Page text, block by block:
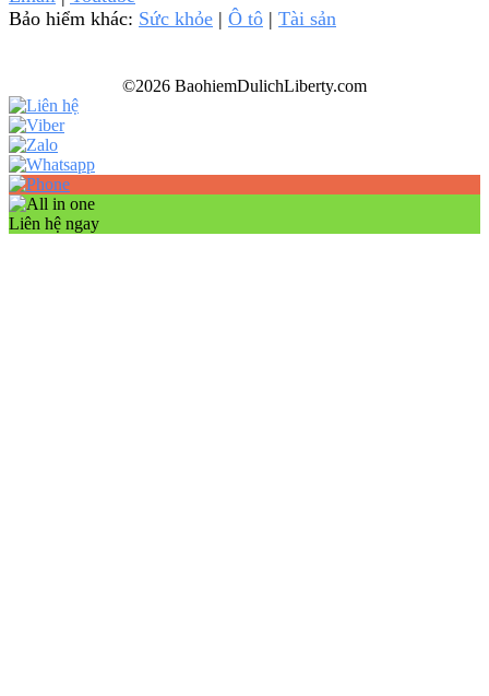
Bảo hiểm khác: Sức khỏe | Ô tô | Tài sản
©2026 BaohiemDulichLiberty.com
Liên hệ ngay